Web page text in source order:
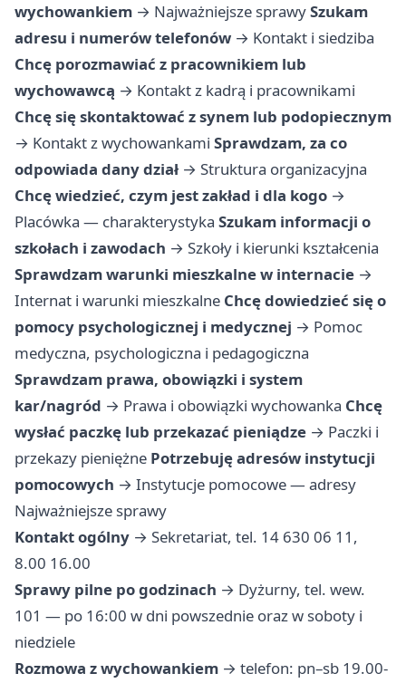
wychowankiem → Najważniejsze sprawySzukam
adresu i numerów telefonów → Kontakt i siedziba
Chcę porozmawiać z pracownikiem lub
wychowawcą → Kontakt z kadrą i pracownikami
Chcę się skontaktować z synem lub podopiecznym
→ Kontakt z wychowankami Sprawdzam, za co
odpowiada dany dział → Struktura organizacyjna
Chcę wiedzieć, czym jest zakład i dla kogo →
Placówka — charakterystyka Szukam informacji o
szkołach i zawodach → Szkoły i kierunki kształcenia
Sprawdzam warunki mieszkalne w internacie →
Internat i warunki mieszkalne Chcę dowiedzieć się o
pomocy psychologicznej i medycznej → Pomoc
medyczna, psychologiczna i pedagogiczna
Sprawdzam prawa, obowiązki i system
kar/nagród → Prawa i obowiązki wychowanka Chcę
wysłać paczkę lub przekazać pieniądze → Paczki i
przekazy pieniężne Potrzebuję adresów instytucji
pomocowych → Instytucje pomocowe — adresy
Najważniejsze sprawy
Kontakt ogólny → Sekretariat, tel. 14 630 06 11,
8.00 16.00
Sprawy pilne po godzinach → Dyżurny, tel. wew.
101 — po 16:00 w dni powszednie oraz w soboty i
niedziele
Rozmowa z wychowankiem → telefon: pn–sb 19.00-